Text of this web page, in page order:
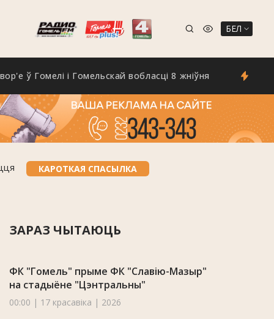
БЕЛ
Гомелі і Гомельскай вобласці 8 жніўня Спёка
КАРОТКАЯ СПАСЫЛКА
ЗАРАЗ ЧЫТАЮЦЬ
ФК "Гомель" прыме ФК "Славію-Мазыр"
на стадыёне "Цэнтральны"
00:00 | 17 красавіка | 2026